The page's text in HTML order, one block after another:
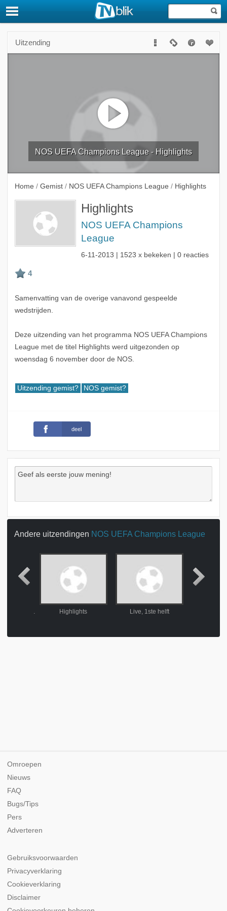
Uitzending
NOS UEFA Champions League - Highlights
Home / Gemist / NOS UEFA Champions League / Highlights
Highlights
NOS UEFA Champions
League
6-11-2013 | 1523 x bekeken | 0 reacties
Samenvatting van de overige vanavond gespeelde
wedstrijden.
Deze uitzending van het programma NOS UEFA Champions
League met de titel Highlights werd uitgezonden op
woensdag 6 november door de NOS.
Uitzending gemist? NOS gemist?
deel
Andere uitzendingen NOS UEFA Champions League
Live, nabeschouwing Juventus - Real Madrid Highlights Live, 1ste helft
Omroepen
Nieuws
FAQ
Bugs/Tips
Pers
Adverteren
Gebruiksvoorwaarden
Privacyverklaring
Cookieverklaring
Disclaimer